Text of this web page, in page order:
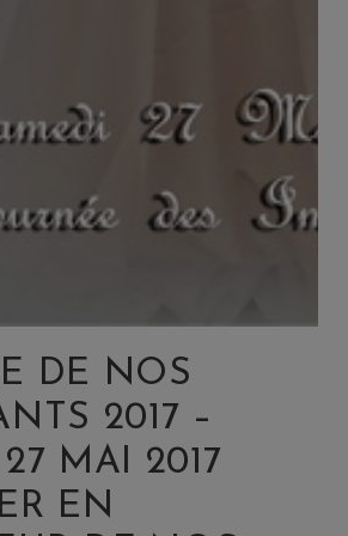
DE NOS
2017 –
MAI 2017 
EN